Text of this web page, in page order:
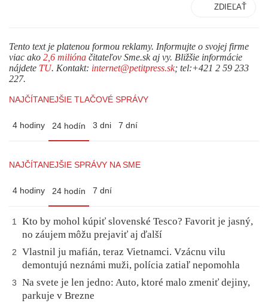
ZDIEĽAŤ
Tento text je platenou formou reklamy. Informujte o svojej firme
viac ako 2,6 milióna čitateľov Sme.sk aj vy. Bližšie informácie
nájdete TU. Kontakt: internet@petitpress.sk; tel:+421 2 59 233
227.
NAJČÍTANEJŠIE TLAČOVÉ SPRÁVY
4 hodiny 24 hodín 3 dni 7 dní
NAJČÍTANEJŠIE SPRÁVY NA SME
4 hodiny 24 hodín 7 dní
1
Kto by mohol kúpiť slovenské Tesco? Favorit je jasný,
no záujem môžu prejaviť aj ďalší
2
Vlastnil ju mafián, teraz Vietnamci. Vzácnu vilu
demontujú neznámi muži, polícia zatiaľ nepomohla
3
Na svete je len jedno: Auto, ktoré malo zmeniť dejiny,
parkuje v Brezne